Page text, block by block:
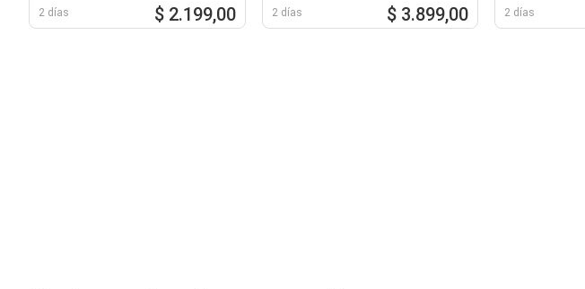
2 días $ 2.199,00 2 días $ 3.899,00 2 días